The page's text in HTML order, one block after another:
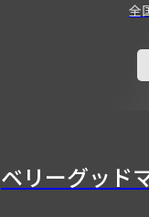
全
ベリーグッド